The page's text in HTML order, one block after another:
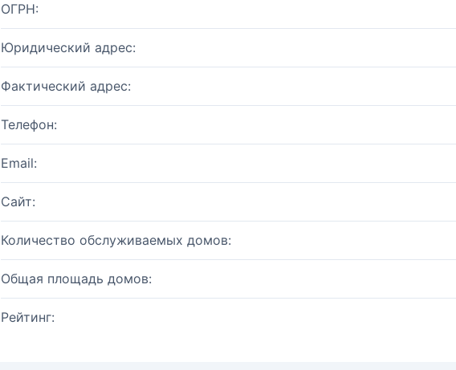
ОГРН:
Юридический адрес:
Фактический адрес:
Телефон:
Email:
Сайт:
Количество обслуживаемых домов:
Общая площадь домов:
Рейтинг: